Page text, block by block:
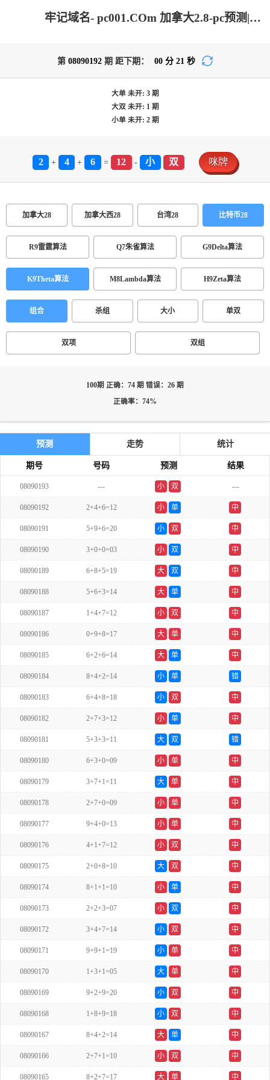
牢记域名- pc001.COm 加拿大2.8-pc预测|加拿大pc2.8预测-在线预测|加拿大2.8走势咪牌预测|加拿大在线咪牌|加拿大2.8在线预测_火热优质的预测网站!
第 08090192 期 距下期： 00 分 21 秒
大单 未开: 3期
大双 未开: 1期
小单 未开: 2期
2 + 4 + 6 = 12 - 小 双 咪牌
加拿大28 加拿大西28 台湾28 比特币28
R9雷霆算法 Q7朱雀算法 G9Delta算法
K9Theta算法 M8Lambda算法 H9Zeta算法
组合 杀组 大小 单双
双项 双组
100期 正确：74 期 错误：26 期
正确率：74%
预测 走势 统计
期号 号码 预测 结果
08090193 --- 小 双 ---
08090192 2+4+6=12 小 单 中
08090191 5+9+6=20 小 双 中
08090190 3+0+0=03 小 双 中
08090189 6+8+5=19 大 双 中
08090188 5+6+3=14 大 单 中
08090187 1+4+7=12 小 双 中
08090186 0+9+8=17 大 单 中
08090185 6+2+6=14 大 单 中
08090184 8+4+2=14 小 单 错
08090183 6+4+8=18 小 双 中
08090182 2+7+3=12 小 单 中
08090181 5+3+3=11 大 双 错
08090180 6+3+0=09 小 单 中
08090179 3+7+1=11 大 单 中
08090178 2+7+0=09 小 单 中
08090177 9+4+0=13 小 单 中
08090176 4+1+7=12 小 双 中
08090175 2+0+8=10 大 双 中
08090174 8+1+1=10 小 单 中
08090173 2+2+3=07 小 双 中
08090172 3+4+7=14 小 双 中
08090171 9+9+1=19 小 单 中
08090170 1+3+1=05 大 单 中
08090169 9+2+9=20 小 双 中
08090168 1+8+9=18 小 双 中
08090167 8+4+2=14 大 单 中
08090166 2+7+1=10 小 双 中
08090165 8+2+7=17 大 单 中